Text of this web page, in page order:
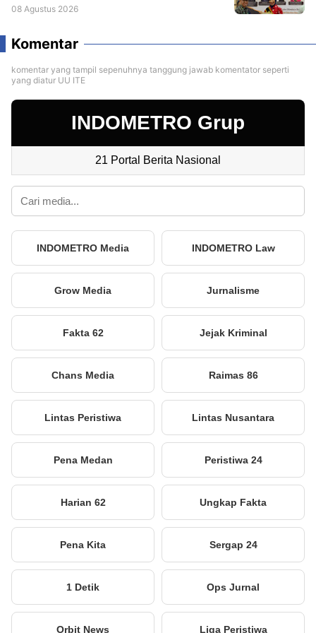
08 Agustus 2026
Komentar
komentar yang tampil sepenuhnya tanggung jawab komentator seperti
yang diatur UU ITE
INDOMETRO Grup
21 Portal Berita Nasional
INDOMETRO Media INDOMETRO Law
Grow Media Jurnalisme
Fakta 62 Jejak Kriminal
Chans Media Raimas 86
Lintas Peristiwa Lintas Nusantara
Pena Medan Peristiwa 24
Harian 62 Ungkap Fakta
Pena Kita Sergap 24
1 Detik Ops Jurnal
Orbit News Liga Peristiwa